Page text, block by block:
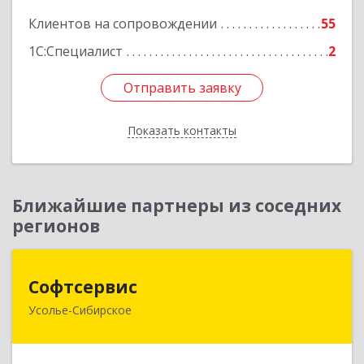
Клиентов на сопровождении
55
1С:Специалист
2
Отправить заявку
Показать контакты
Отправить заявку
Назад
Ближайшие партнеры из соседних
регионов
Софтсервис
Усолье-Сибирское
665451, Иркутская обл, Усолье-Сибирское г,